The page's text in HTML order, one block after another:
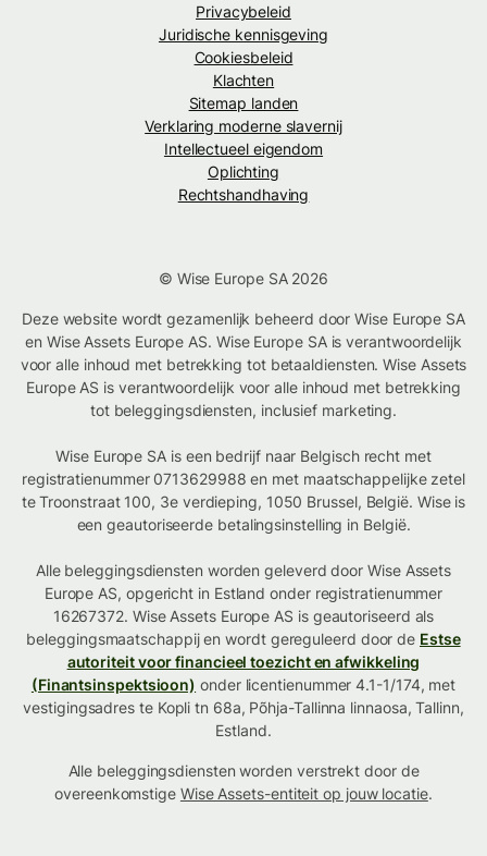
Privacybeleid
Juridische kennisgeving
Cookiesbeleid
Klachten
Sitemap landen
Verklaring moderne slavernij
Intellectueel eigendom
Oplichting
Rechtshandhaving
© Wise Europe SA 2026
Deze website wordt gezamenlijk beheerd door Wise Europe SA
en Wise Assets Europe AS. Wise Europe SA is verantwoordelijk
voor alle inhoud met betrekking tot betaaldiensten. Wise Assets
Europe AS is verantwoordelijk voor alle inhoud met betrekking
tot beleggingsdiensten, inclusief marketing.
Wise Europe SA is een bedrijf naar Belgisch recht met
registratienummer 0713629988 en met maatschappelijke zetel
te Troonstraat 100, 3e verdieping, 1050 Brussel, België. Wise is
een geautoriseerde betalingsinstelling in België.
Alle beleggingsdiensten worden geleverd door Wise Assets
Europe AS, opgericht in Estland onder registratienummer
16267372. Wise Assets Europe AS is geautoriseerd als
beleggingsmaatschappij en wordt gereguleerd door de Estse
autoriteit voor financieel toezicht en afwikkeling
(Finantsinspektsioon) onder licentienummer 4.1-1/174, met
vestigingsadres te Kopli tn 68a, Põhja-Tallinna linnaosa, Tallinn,
Estland.
Alle beleggingsdiensten worden verstrekt door de
overeenkomstige Wise Assets-entiteit op jouw locatie.